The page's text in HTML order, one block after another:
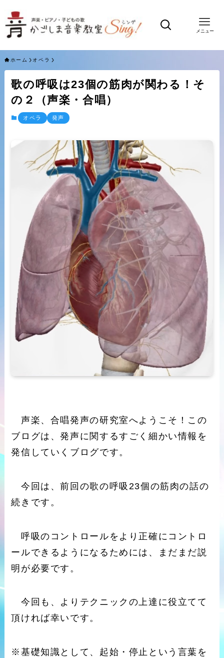
メニュー
ホーム オペラ
歌の呼吸は23個の筋肉が関わる！そ
の２（声楽・合唱）
オペラ 発声
声楽、合唱発声の研究室へようこそ！この
ブログは、発声に関するすごく細かい情報を
発信していくブログです。
今回は、前回の歌の呼吸23個の筋肉の話の
続きです。
呼吸のコントロールをより正確にコントロ
ールできるようになるためには、まだまだ説
明が必要です。
今回も、よりテクニックの上達に役立てて
頂ければ幸いです。
※基礎知識として、起始・停止という言葉を